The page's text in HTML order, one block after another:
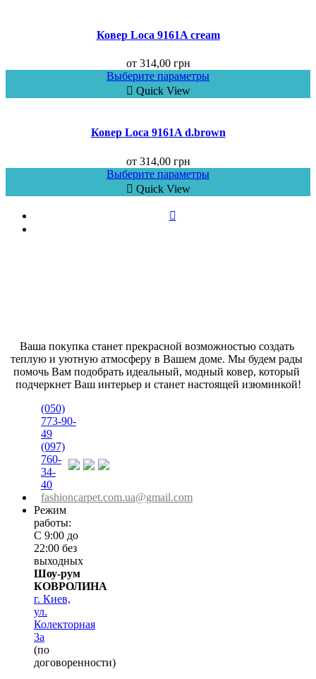
Ковер Loca 9161A cream
от 314,00 грн
Выберите параметры
Quick View
Ковер Loca 9161A d.brown
от 314,00 грн
Выберите параметры
Quick View
Ваша покупка станет прекрасной возможностью создать
теплую и уютную атмосферу в Вашем доме. Мы будем рады
помочь Вам подобрать идеальный, модный ковер, который
подчеркнет Ваш интерьер и станет настоящей изюминкой!
(050)
773-90-
49
(097)
760-
34-
40
fashioncarpet.com.ua@gmail.com
Режим
работы:
С 9:00 до
22:00 без
выходных
Шоу-рум
КОВРОЛИНА
г. Киев,
ул.
Колекторная
3а
(по
договоренности)